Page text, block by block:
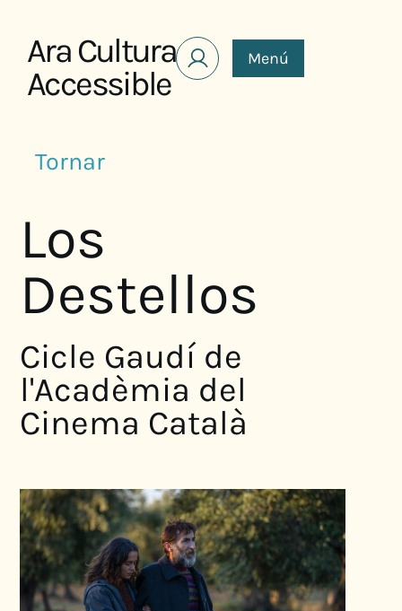
Ara Cultura
Accessible
Menú
Tornar
Los
Destellos
Cicle Gaudí de
l'Acadèmia del
Cinema Català